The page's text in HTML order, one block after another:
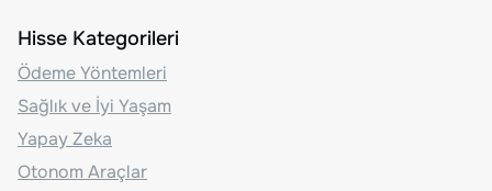
Hisse Kategorileri
Ödeme Yöntemleri
Sağlık ve İyi Yaşam
Yapay Zeka
Otonom Araçlar